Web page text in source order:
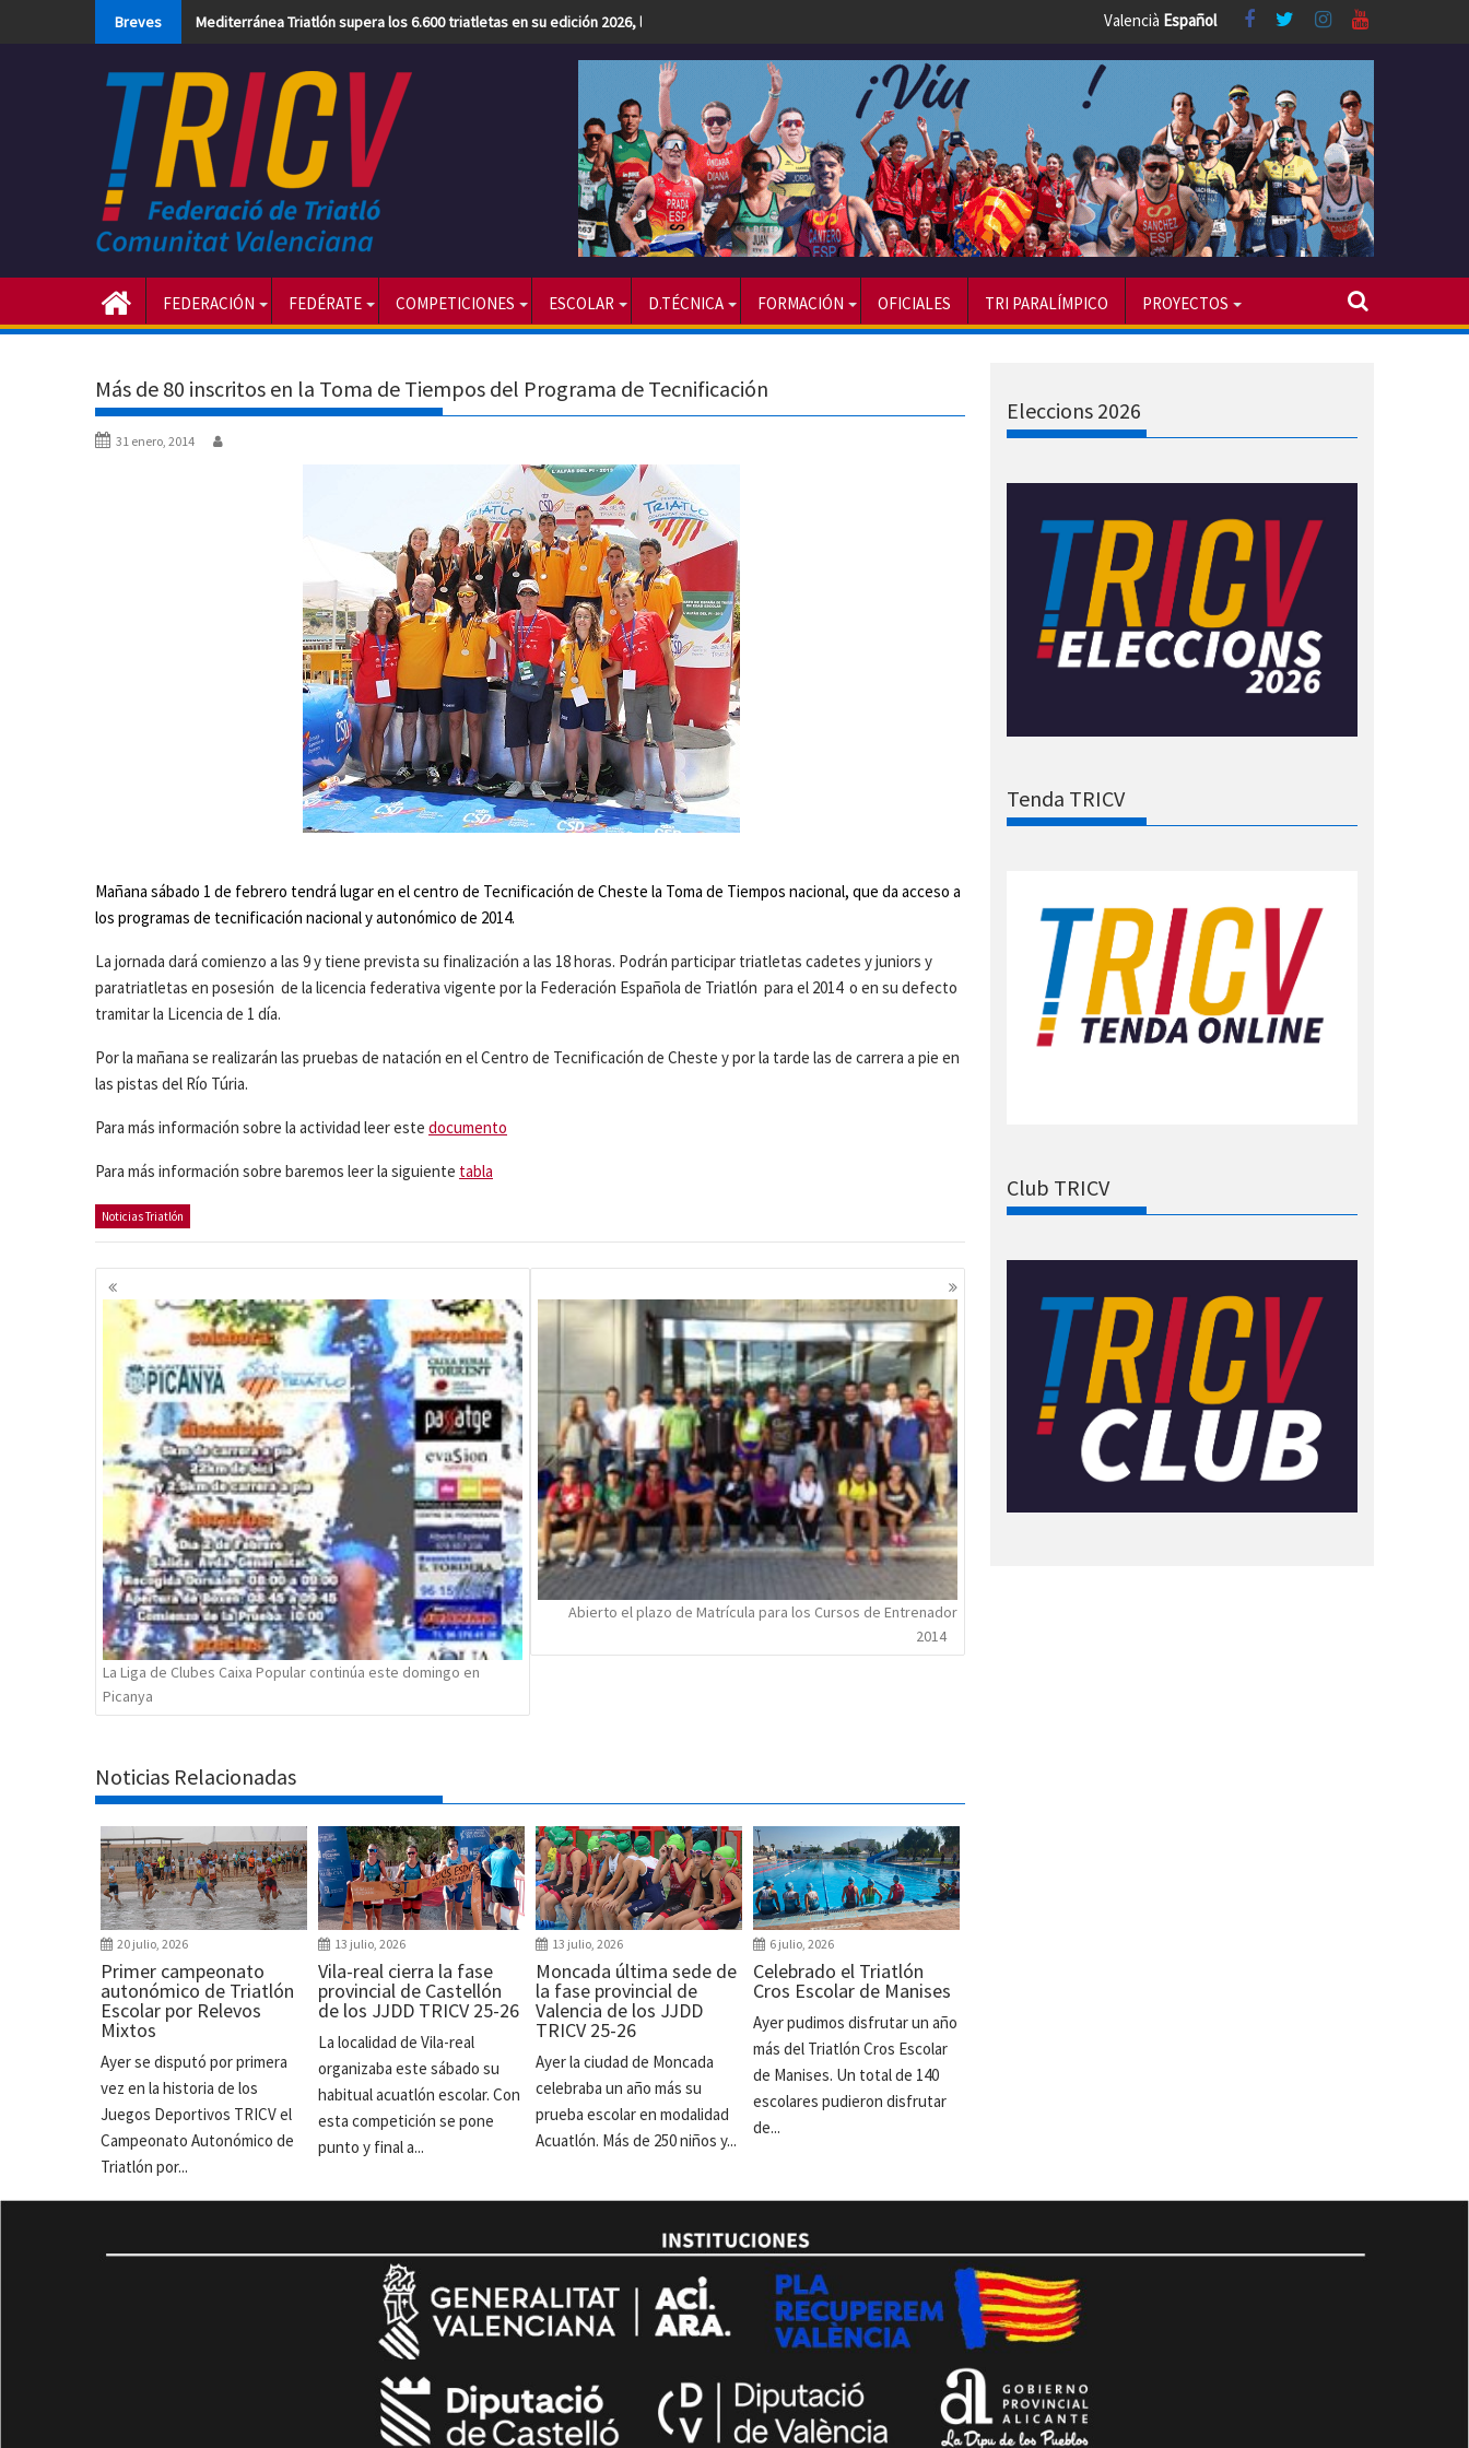
Breves Mediterránea Triatlón supera los 6.600 triatletas en su edición 2026, la más numerosa hasta la fecha Valencià Español
FEDERACIÓN FEDÉRATE COMPETICIONES ESCOLAR D.TÉCNICA FORMACIÓN OFICIALES TRI PARALÍMPICO PROYECTOS
Más de 80 inscritos en la Toma de Tiempos del Programa de Tecnificación
31 enero, 2014
Mañana sábado 1 de febrero tendrá lugar en el centro de Tecnificación de Cheste la Toma de Tiempos nacional, que da acceso a
los programas de tecnificación nacional y autonómico de 2014.
La jornada dará comienzo a las 9 y tiene prevista su finalización a las 18 horas. Podrán participar triatletas cadetes y juniors y
paratriatletas en posesión de la licencia federativa vigente por la Federación Española de Triatlón para el 2014 o en su defecto
tramitar la Licencia de 1 día.
Por la mañana se realizarán las pruebas de natación en el Centro de Tecnificación de Cheste y por la tarde las de carrera a pie en
las pistas del Río Túria.
Para más información sobre la actividad leer este documento
Para más información sobre baremos leer la siguiente tabla
Noticias Triatlón
Navegación
de
entradas
La Liga de Clubes Caixa Popular continúa este domingo en
Picanya
Abierto el plazo de Matrícula para los Cursos de Entrenador
2014
Noticias Relacionadas
20 julio, 2026
Primer campeonato
autonómico de Triatlón
Escolar por Relevos
Mixtos
Ayer se disputó por primera
vez en la historia de los
Juegos Deportivos TRICV el
Campeonato Autonómico de
Triatlón por...
13 julio, 2026
Vila-real cierra la fase
provincial de Castellón
de los JJDD TRICV 25-26
La localidad de Vila-real
organizaba este sábado su
habitual acuatlón escolar. Con
esta competición se pone
punto y final a...
13 julio, 2026
Moncada última sede de
la fase provincial de
Valencia de los JJDD
TRICV 25-26
Ayer la ciudad de Moncada
celebraba un año más su
prueba escolar en modalidad
Acuatlón. Más de 250 niños y...
6 julio, 2026
Celebrado el Triatlón
Cros Escolar de Manises
Ayer pudimos disfrutar un año
más del Triatlón Cros Escolar
de Manises. Un total de 140
escolares pudieron disfrutar
de...
Eleccions 2026
Tenda TRICV
Club TRICV